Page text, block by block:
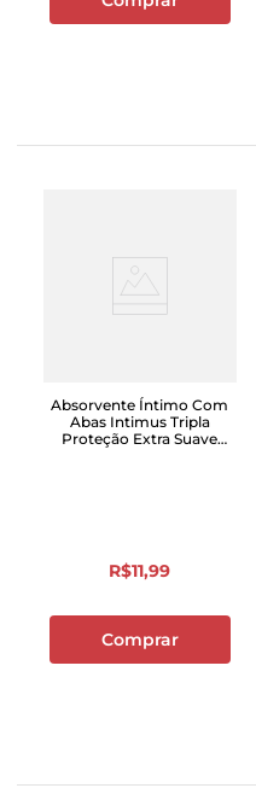
Absorvente Íntimo Com
Abas Intimus Tripla
Proteção Extra Suave
R$11,99
Comprar